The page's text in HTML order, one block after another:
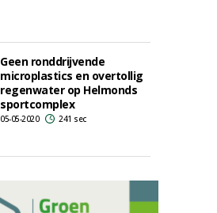
Geen ronddrijvende
microplastics en overtollig
regenwater op Helmonds
sportcomplex
05-05-2020 241 sec